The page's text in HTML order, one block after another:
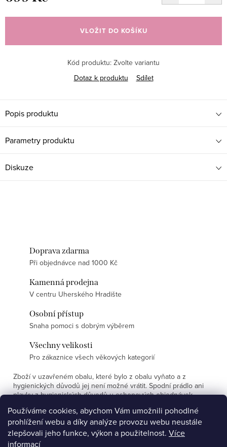
Používáme cookies, abychom Vám umožnili pohodlné
prohlížení webu a díky analýze provozu webu neustále
zlepšovali jeho funkce, výkon a použitelnost. Více
informací
cena:
VLOŽIT DO KOŠÍKU
Kód produktu: Zvolte variantu
Dotaz k produktu
Sdílet
Popis produktu
Parametry produktu
Diskuze
Doprava zdarma
Při objednávce nad 1000 Kč
Kamenná prodejna
V centru Uherského Hradište
Osobní přístup
Snaha pomoci s dobrým výběrem
Všechny velikosti
Pro zákaznice všech věkových kategorií
Zboží v uzavřeném obalu, které bylo z obalu vyňato a z
hygienických důvodů jej není možné vrátit. Spodní prádlo ani
plavky z hygienických důvodů u eshopových objednávek
Z
Affiliate program